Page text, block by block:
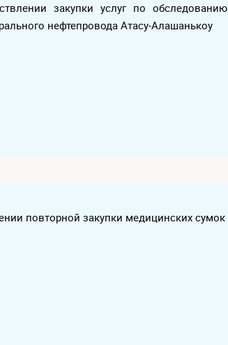
закупки услуг по обследованию
нефтепровода Атасу-Алашанькоу
повторной закупки медицинских сумок